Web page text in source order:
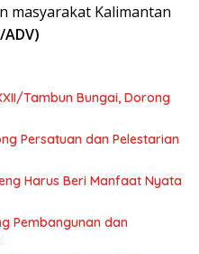
masyarakat Kalimantan
ADV)
Tambun Bungai, Dorong
Persatuan dan Pelestarian
Harus Beri Manfaat Nyata
Pembangunan dan